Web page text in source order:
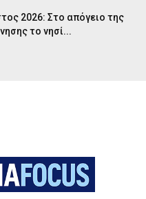
2026: Στο απόγειο της
το νησί...